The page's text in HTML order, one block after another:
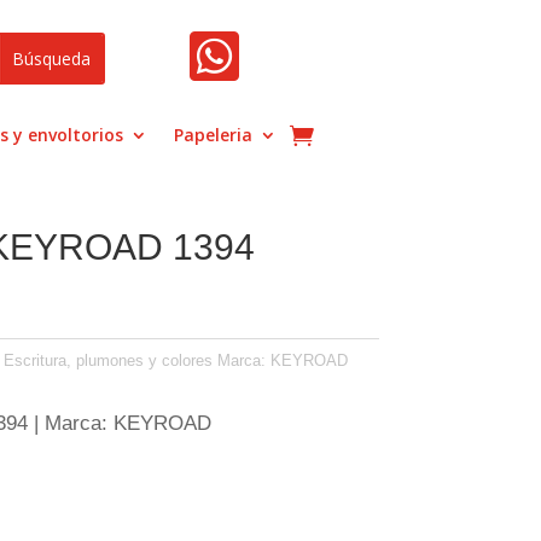

y envoltorios Papeleria
1394
Escritura, plumones y colores Marca: KEYROAD
| Marca: KEYROAD